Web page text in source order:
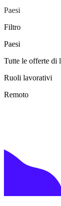
Paesi
Filtro
Paesi
Tutte le offerte di
Ruoli lavorativi
Remoto